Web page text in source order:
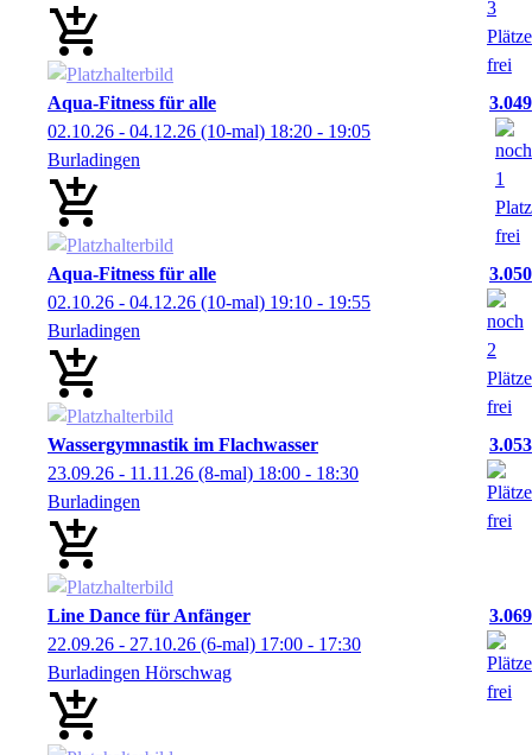
Aqua-Fitness für alle
3.049
02.10.26 - 04.12.26 (10-mal) 18:20 - 19:05
Burladingen
Aqua-Fitness für alle
3.050
02.10.26 - 04.12.26 (10-mal) 19:10 - 19:55
Burladingen
Wassergymnastik im Flachwasser
3.053
23.09.26 - 11.11.26 (8-mal) 18:00 - 18:30
Burladingen
Line Dance für Anfänger
3.069
22.09.26 - 27.10.26 (6-mal) 17:00 - 17:30
Burladingen Hörschwag